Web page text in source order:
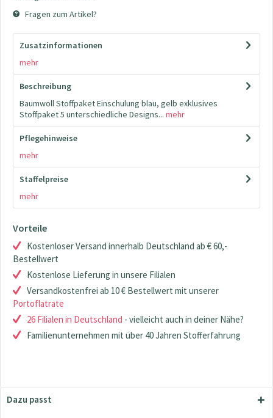
Fragen zum Artikel?
Zusatzinformationen
mehr
Beschreibung
Baumwoll Stoffpaket Einschulung blau, gelb exklusives
Stoffpaket 5 unterschiedliche Designs... mehr
Pflegehinweise
mehr
Staffelpreise
mehr
Vorteile
Kostenloser Versand innerhalb Deutschland ab € 60,-
Bestellwert
Kostenlose Lieferung in unsere Filialen
Versandkostenfrei ab 10 € Bestellwert mit unserer
Portoflatrate
26 Filialen in Deutschland - vielleicht auch in deiner Nähe?
Familienunternehmen mit über 40 Jahren Stofferfahrung
Dazu passt